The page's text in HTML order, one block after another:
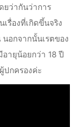
ยว่ากันว่าการ
รื่องที่เกิดขึ้นจริง
นอกจากนั้นเรตของ
ายุน้อยกว่า 18 ปี
ปกครองค่ะ